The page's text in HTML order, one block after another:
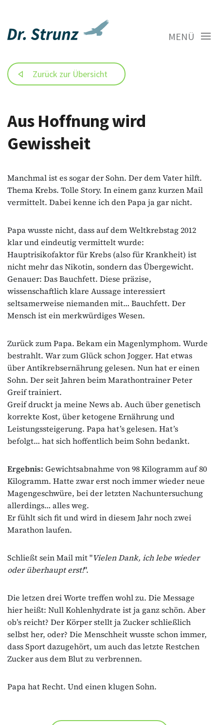
MENÜ
Zurück zur Übersicht
Aus Hoffnung wird
Gewissheit
Manchmal ist es sogar der Sohn. Der dem Vater hilft.
Thema Krebs. Tolle Story. In einem ganz kurzen Mail
vermittelt. Dabei kenne ich den Papa ja gar nicht.
Papa wusste nicht, dass auf dem Weltkrebstag 2012
klar und eindeutig vermittelt wurde:
Hauptrisikofaktor für Krebs (also für Krankheit) ist
nicht mehr das Nikotin, sondern das Übergewicht.
Genauer: Das Bauchfett. Diese präzise,
wissenschaftlich klare Aussage interessiert
seltsamerweise niemanden mit… Bauchfett. Der
Mensch ist ein merkwürdiges Wesen.
Zurück zum Papa. Bekam ein Magenlymphom. Wurde
bestrahlt. War zum Glück schon Jogger. Hat etwas
über Antikrebsernährung gelesen. Nun hat er einen
Sohn. Der seit Jahren beim Marathontrainer Peter
Greif trainiert.
Greif druckt ja meine News ab. Auch über genetisch
korrekte Kost, über ketogene Ernährung und
Leistungssteigerung. Papa hat’s gelesen. Hat’s
befolgt… hat sich hoffentlich beim Sohn bedankt.
Ergebnis: Gewichtsabnahme von 98 Kilogramm auf 80
Kilogramm. Hatte zwar erst noch immer wieder neue
Magengeschwüre, bei der letzten Nachuntersuchung
allerdings… alles weg.
Er fühlt sich fit und wird in diesem Jahr noch zwei
Marathon laufen.
Schließt sein Mail mit "Vielen Dank, ich lebe wieder
oder überhaupt erst!".
Die letzen drei Worte treffen wohl zu. Die Message
hier heißt: Null Kohlenhydrate ist ja ganz schön. Aber
ob’s reicht? Der Körper stellt ja Zucker schließlich
selbst her, oder? Die Menschheit wusste schon immer,
dass Sport dazugehört, um auch das letzte Restchen
Zucker aus dem Blut zu verbrennen.
Papa hat Recht. Und einen klugen Sohn.